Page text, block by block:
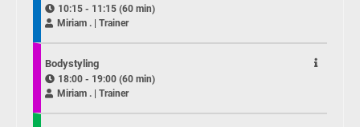
10:15 - 11:15 (60 min)
Miriam . | Trainer
Bodystyling
18:00 - 19:00 (60 min)
Miriam . | Trainer